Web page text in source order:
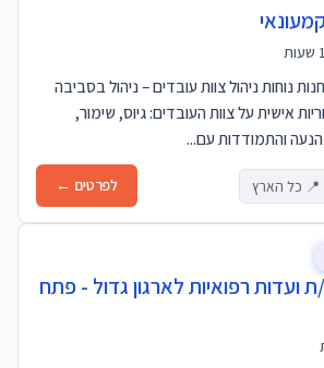
נוחות ניהול צוות עובדים – ניהול בסביבה
אישית על צוות העובדים: גיוס, שימור,
הנעה והתמודדות עם...
📍 כל הארץ לפרטים ←
ת ועדות רפואיות לארגון גדול - פתח